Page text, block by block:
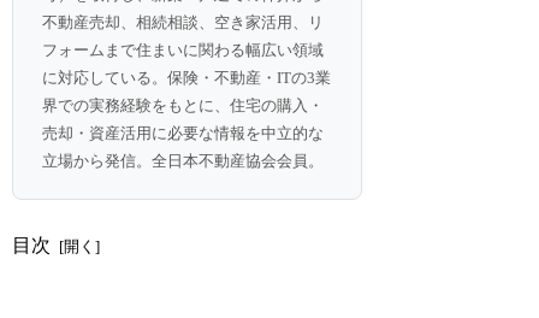
不動産売却、相続相談、空き家活用、リ
フォームまで住まいに関わる幅広い領域
に対応している。保険・不動産・ITの3業
界での実務経験をもとに、住宅の購入・
売却・資産活用に必要な情報を中立的な
立場から発信。全日本不動産協会会員。
目次